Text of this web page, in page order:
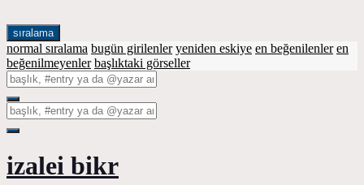
sıralama
normal sıralama bugün girilenler yeniden eskiye en beğenilenler en
beğenilmeyenler başlıktaki görseller
izalei bikr